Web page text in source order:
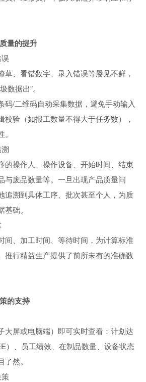
量的提升
草、看错数字、录入错误等屡见不鲜，
数据出”。
码/二维码自动采集数据，避免手动输入
校验（如报工数量不得大于任务数），
的操作人、操作设备、开始时间、结束
与废品数量等。一旦出现产品质量问
追溯到具体工序、批次甚至个人，为质
础。
间、加工时间、等待时间，为计算标准
推行精益生产提供了前所未有的准确数
的支持
大屏或电脑端）即可实时查看：计划达
）、员工绩效、在制品数量、设备状态
然。